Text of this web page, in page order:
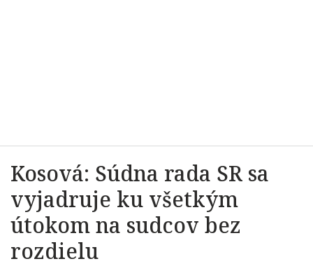
Kosová: Súdna rada SR sa
vyjadruje ku všetkým
útokom na sudcov bez
rozdielu